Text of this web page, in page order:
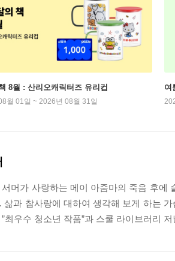
8월 : 산리오캐릭터즈 유리컵
월 01일 ~ 2026년 08월 31일
여
서머가 사랑하는 메이 아줌마의 죽음 후에
삶과 참사랑에 대하여 생각해 보게 하는
최우수 청소년 작품”과 스쿨 라이브러리